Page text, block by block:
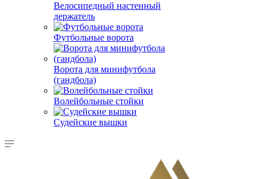
Велосипедный настенный
держатель
Футбольные ворота
Ворота для минифутбола
(гандбола)
Волейбольные стойки
Судейские вышки